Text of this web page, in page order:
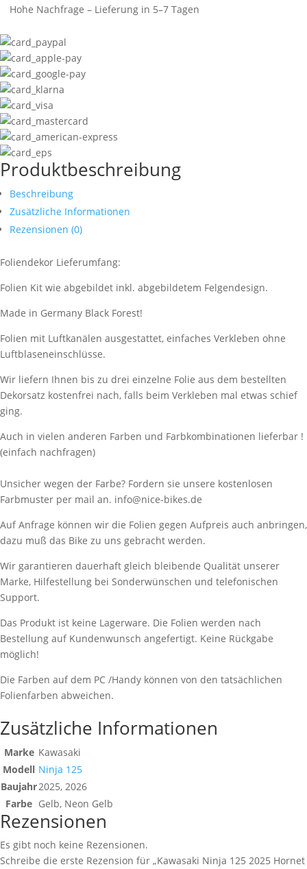
Hohe Nachfrage – Lieferung in 5–7 Tagen
Produktbeschreibung
Beschreibung
Zusätzliche Informationen
Rezensionen (0)
Foliendekor Lieferumfang:
Folien Kit wie abgebildet inkl. abgebildetem Felgendesign.
Made in Germany Black Forest!
Folien mit Luftkanälen ausgestattet, einfaches Verkleben ohne
Luftblaseneinschlüsse.
Wir liefern Ihnen bis zu drei einzelne Folie aus dem bestellten
Dekorsatz kostenfrei nach, falls beim Verkleben mal etwas schief
ging.
Auch in vielen anderen Farben und Farbkombinationen lieferbar !
(einfach nachfragen)
Unsicher wegen der Farbe? Fordern sie unsere kostenlosen
Farbmuster per mail an. info@nice-bikes.de
Auf Anfrage können wir die Folien gegen Aufpreis auch anbringen,
dazu muß das Bike zu uns gebracht werden.
Wir garantieren dauerhaft gleich bleibende Qualität unserer
Marke, Hilfestellung bei Sonderwünschen und telefonischen
Support.
Das Produkt ist keine Lagerware. Die Folien werden nach
Bestellung auf Kundenwunsch angefertigt. Keine Rückgabe
möglich!
Die Farben auf dem PC /Handy können von den tatsächlichen
Folienfarben abweichen.
Zusätzliche Informationen
Marke Kawasaki
Modell Ninja 125
Baujahr2025, 2026
Farbe Gelb, Neon Gelb
Rezensionen
Es gibt noch keine Rezensionen.
Schreibe die erste Rezension für „Kawasaki Ninja 125 2025 Hornet